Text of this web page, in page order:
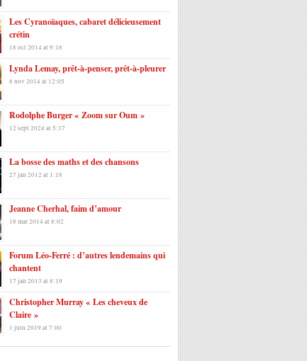
Les Cyranoïaques, cabaret délicieusement
crétin
18 oct 2014 at 9:18
Lynda Lemay, prêt-à-penser, prêt-à-pleurer
8 nov 2014 at 12:05
Rodolphe Burger « Zoom sur Oum »
12 sept 2024 at 5:37
La bosse des maths et des chansons
27 jan 2012 at 1:18
Jeanne Cherhal, faim d’amour
18 mar 2014 at 8:02
Forum Léo-Ferré : d’autres lendemains qui
chantent
17 jan 2013 at 8:19
Christopher Murray « Les cheveux de
Claire »
1 juin 2019 at 7:00